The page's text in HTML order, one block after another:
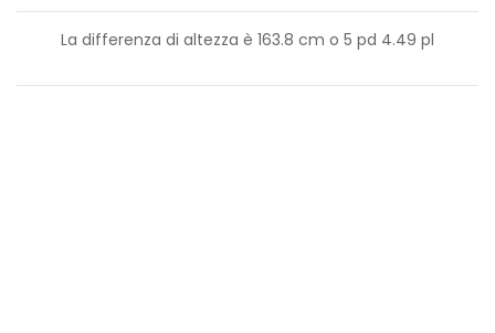
La differenza di altezza è 163.8 cm o 5 pd 4.49 pl